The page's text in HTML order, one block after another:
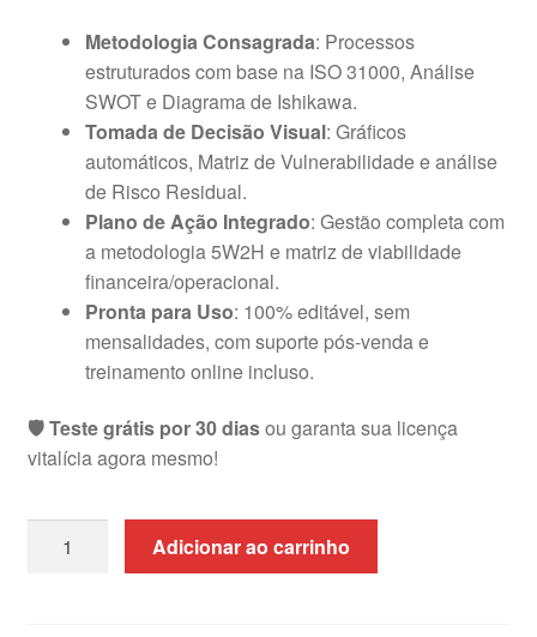
Metodologia Consagrada: Processos
estruturados com base na ISO 31000, Análise
SWOT e Diagrama de Ishikawa.
Tomada de Decisão Visual: Gráficos
automáticos, Matriz de Vulnerabilidade e análise
de Risco Residual.
Plano de Ação Integrado: Gestão completa com
a metodologia 5W2H e matriz de viabilidade
financeira/operacional.
Pronta para Uso: 100% editável, sem
mensalidades, com suporte pós-venda e
treinamento online incluso.
🛡️ Teste grátis por 30 diasou garanta sua licença
vitalícia agora mesmo!
Adicionar ao carrinho